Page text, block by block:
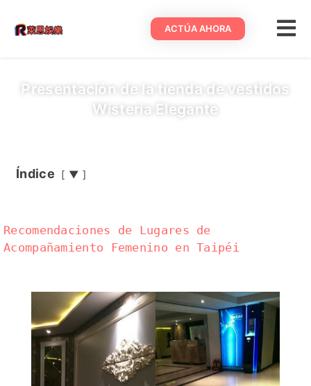
ACTÚA AHORA
Presentación de la tienda de vestidos
Wisteria Elegante
Índice ▼
Recomendaciones de Lugares de
Acompañamiento Femenino en Taipéi